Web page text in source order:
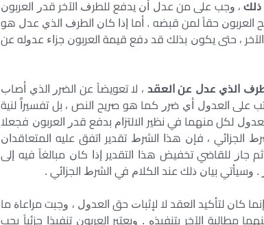
ﺫﻟﻚ، ﻭﺟﺐ ﻋﻠﻰ ﻣﻦ ﻋﺪﻝ ﺃﻥ ﻳﺪﻓﻊ ﻟﻠﻄﺮﻑ ﺍﻵﺧﺮ ﻗﺪﺭ ﺍﻟﻌﺮﺑﻮﻥ
ﺍﻟﻌﺮﺑﻮﻥ ﺣﻘﺎً ﻟﻤﻦ ﻗﺒﻀﻪ . ﺃﻣﺎ ﺇﺫﺍ ﻛﺎﻥ ﺍﻟﻄﺮﻑ ﺍﻟﺬﻱ ﻋﺪﻝ ﻫﻮ
ﺍﻵﺧﺮ ، ﺣﺘﻰ ﻳﻜﻮﻥ ﺑﺬﻟﻚ ﻗﺪ ﺩﻓﻊ ﻗﻴﻤﺔ ﺍﻟﻌﺮﺑﻮﻥ ﺟﺰﺍﺀ ﻋﺪﻭﻟﻪ ﻋﻦ
ﺍﻟﺬﻱ ﻋﺪﻝ ﻋﻦ ﺍﻟﻌﻘﺪ ، ﻻ ﺗﻌﻮﻳﻀﺎً ﻋﻦ ﺍﻟﻀﺮﺭ ﺍﻟﺬﻱ ﺃﺻﺎﺏ
ﻋﻠﻰ ﺍﻟﻌﺪﻭﻝ ﺃﻱ ﺿﺮﺭ ﻛﻤﺎ ﻫﻮ ﺻﺮﻳﺢ ﺍﻟﻨﺺ ، ﺑﻞ ﺗﻔﺴﻴﺮﺍً ﻟﻨﻴﺔ
ﻟﻜﻞ ﻣﻨﻬﻤﺎ ﻓﻲ ﻧﻈﻴﺮ ﺍﻻﻟﺘﺰﺍﻡ ﺑﺪﻓﻊ ﻗﺪﺭ ﺍﻟﻌﺮﺑﻮﻥ ﻓﺠﻌﻼ
ﺍﻟﺠﺰﺍﺋﻲ ، ﻓﺈﻥ ﻫﺬﺍ ﺍﻟﺸﺮﻁ ﺗﻘﺪﻳﺮ ﺍﺗﻔﻖ ﻋﻠﻴﻪ ﺍﻟﻤﺘﻌﺎﻗﺪﺍﻥ
ﻟﻠﻘﺎﺿﻲ ﺗﺨﻔﻴﺾ ﻫﺬﺍ ﺍﻟﺘﻘﺪﻳﺮ ﺇﺫﺍ ﻛﺎﻥ ﻣﺒﺎﻟﻐﺎً ﻓﻴﻪ ﺇﻟﻰ
. ﻭﺳﻴﺄﺗﻲ ﺑﻴﺎﻥ ﺫﻟﻚ ﻋﻨﺪ ﺍﻟﻜﻼﻡ ﻓﻲ ﺍﻟﺸﺮﻁ ﺍﻟﺠﺰﺍﺋﻲ .
ﺇﻧﻤﺎ ﻛﺎﻥ ﻟﺘﺄﻛﻴﺪ ﺍﻟﻌﻘﺪ ﻻ ﻹﺛﺒﺎﺕ ﺣﻖ ﺍﻟﻌﺪﻭﻝ ، ﻭﺟﺒﺖ ﻣﺮﺍﻋﺎﺓ ﻣﺎ
ﺍﻵﺧﺮ ﺑﺘﻨﻔﻴﺬﻩ . ﻭﻳﻌﺘﺒﺮ ﺍﻟﻌﺮﺑﻮﻥ ﺗﻨﻔﻴﺬﺍ ﺟﺰﺋﻴﺎً ﻳﺠﺐ